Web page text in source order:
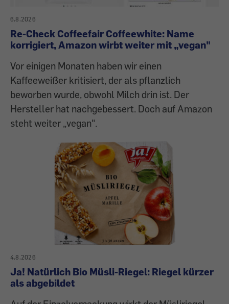
6.8.2026
Re-Check Coffeefair Coffeewhite: Name
korrigiert, Amazon wirbt weiter mit „vegan"
Vor einigen Monaten haben wir einen
Kaffeeweißer kritisiert, der als pflanzlich
beworben wurde, obwohl Milch drin ist. Der
Hersteller hat nachgebessert. Doch auf Amazon
steht weiter „vegan".
4.8.2026
Ja! Natürlich Bio Müsli-Riegel: Riegel kürzer
als abgebildet